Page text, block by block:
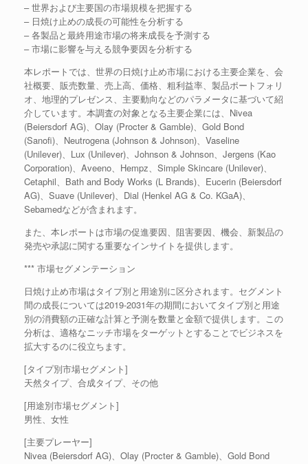
– 世界および主要国の市場規模を把握する
– 日焼け止めの成長の可能性を分析する
– 各製品と最終用途市場の将来成長を予測する
– 市場に影響を与える競争要因を分析する
本レポートでは、世界の日焼け止め市場における主要企業を、会
社概要、販売数量、売上高、価格、粗利益率、製品ポートフォリ
オ、地理的プレゼンス、主要動向などのパラメータに基づいて紹
介しています。本調査の対象となる主要企業には、Nivea
(Beiersdorf AG)、Olay (Procter & Gamble)、Gold Bond
(Sanofi)、Neutrogena (Johnson & Johnson)、Vaseline
(Unilever)、Lux (Unilever)、Johnson & Johnson、Jergens (Kao
Corporation)、Aveeno、Hempz、Simple Skincare (Unilever)、
Cetaphil、Bath and Body Works (L Brands)、Eucerin (Beiersdorf
AG)、Suave (Unilever)、Dial (Henkel AG & Co. KGaA)、
Sebamedなどが含まれます。
また、本レポートは市場の促進要因、阻害要因、機会、新製品の
発売や承認に関する重要なインサイトを提供します。
*** 市場セグメンテーション
日焼け止め市場はタイプ別と用途別に区分されます。セグメント
間の成長については2019-2031年の期間においてタイプ別と用途
別の消費額の正確な計算と予測を数量と金額で提供します。この
分析は、適格なニッチ市場をターゲットとすることでビジネスを
拡大するのに役立ちます。
[タイプ別市場セグメント]
天然タイプ、合成タイプ、その他
[用途別市場セグメント]
男性、女性
[主要プレーヤー]
Nivea (Beiersdorf AG)、Olay (Procter & Gamble)、Gold Bond